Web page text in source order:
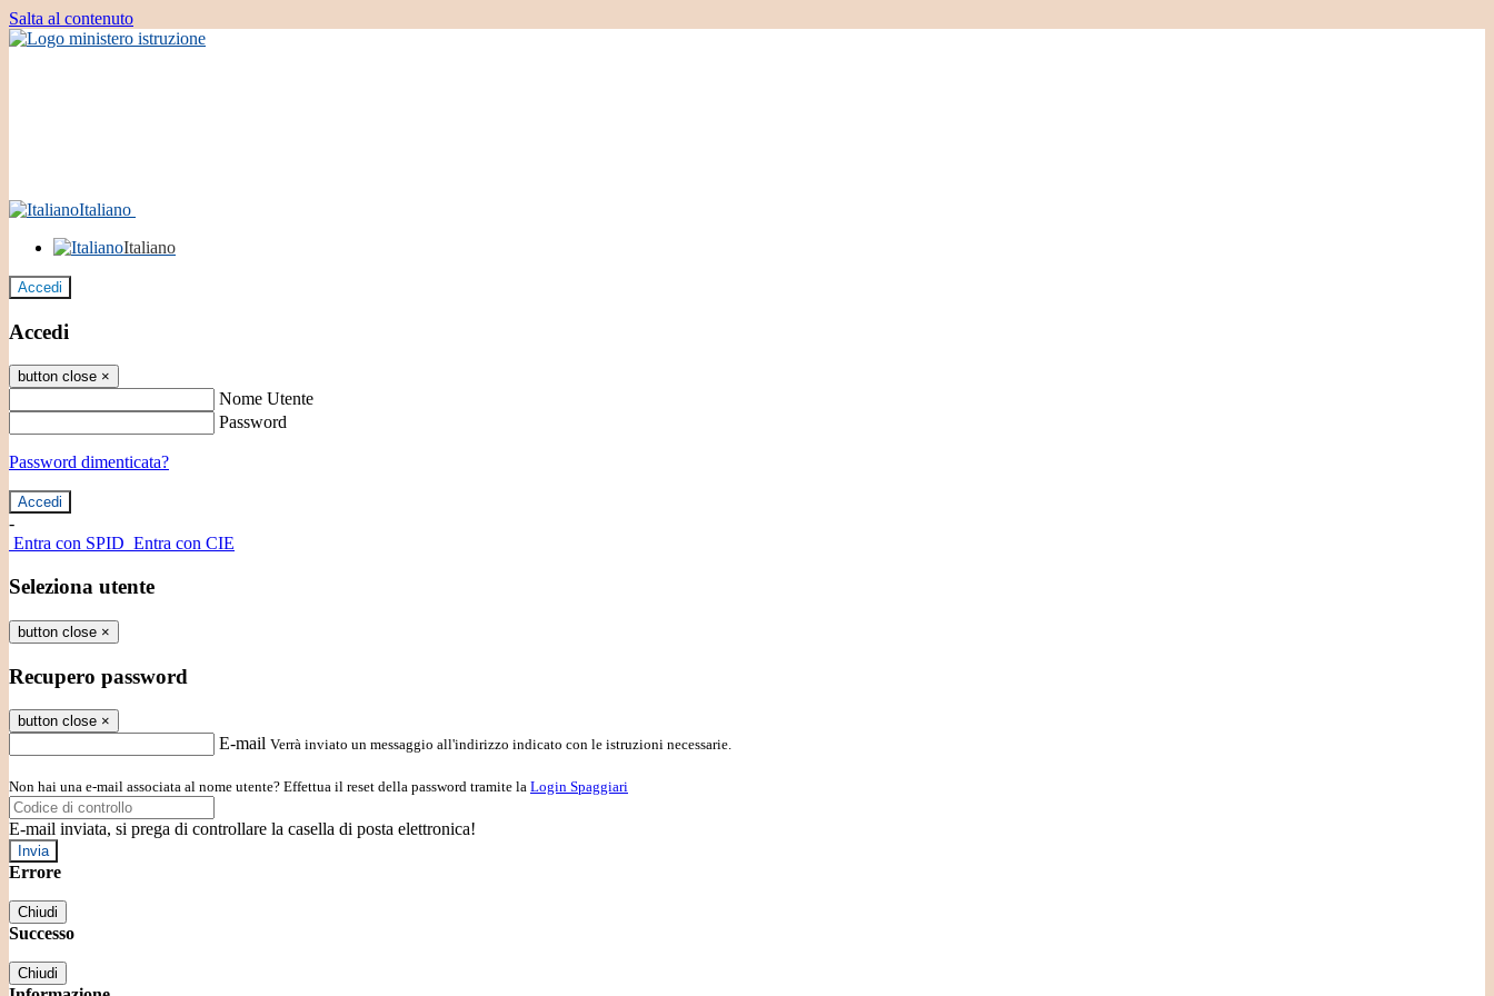
Salta al contenuto
Italiano
Italiano
Accedi
Accedi
button close ×
Nome Utente
Password
Password dimenticata?
-
Entra con SPID Entra con CIE
Seleziona utente
button close ×
Recupero password
button close ×
E-mail Verrà inviato un messaggio all'indirizzo indicato con le istruzioni necessarie.
Non hai una e-mail associata al nome utente? Effettua il reset della password tramite la Login Spaggiari
E-mail inviata, si prega di controllare la casella di posta elettronica!
Errore
Chiudi
Successo
Chiudi